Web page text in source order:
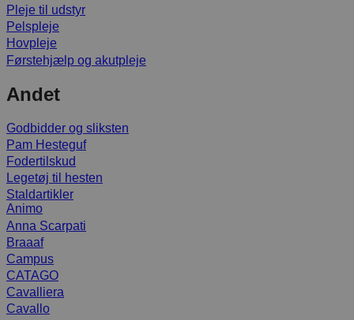
Pleje til udstyr
Pelspleje
Hovpleje
Førstehjælp og akutpleje
Andet
Godbidder og sliksten
Pam Hesteguf
Fodertilskud
Legetøj til hesten
Staldartikler
Animo
Anna Scarpati
Braaaf
Campus
CATAGO
Cavalliera
Cavallo